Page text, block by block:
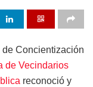
de Concientización
de Vecindarios
reconoció y